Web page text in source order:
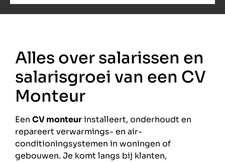
Alles over salarissen en
salarisgroei van een CV
Monteur
Een CV monteurinstalleert, onderhoudt en
repareert verwarmings- en air-
conditioningsystemen in woningen of
gebouwen. Je komt langs bij klanten,